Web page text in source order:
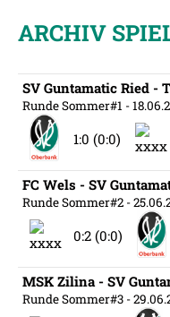
ARCHIV
SV Guntamatic Ried -
Runde Sommer#1 -
1:0 (0:0)
FC Wels - SV
Runde Sommer#2 -
0:2 (0:0)
MSK Zilina - SV
Runde Sommer#3 -